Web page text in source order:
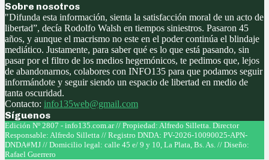
Sobre nosotros
"Difunda esta información, sienta la satisfacción moral de un acto de
libertad”, decía Rodolfo Walsh en tiempos siniestros. Pasaron 45
años, y aunque el macrismo no este en el poder continúa el blindaje
mediático. Justamente, para saber qué es lo que está pasando, sin
pasar por el filtro de los medios hegemónicos, te pedimos que, lejos
de abandonarnos, colabores con INFO135 para que podamos seguir
informándote y seguir siendo un espacio de libertad en medio de
tanta oscuridad.
Contacto: info135web@gmail.com
Síguenos
Facebook
Twitter
Instagram
Youtube
Edición Nº 2807 - info135.com.ar // Propiedad: Alfredo Silletta. Director
Responsable: Alfredo Silletta // Registro DNDA: PV-2026-10090025-APN-
DNDA#MJ // Domicilio legal: calle 45 e/ 9 y 10, La Plata, Bs. As. // Diseño:
Rafael Guerrero